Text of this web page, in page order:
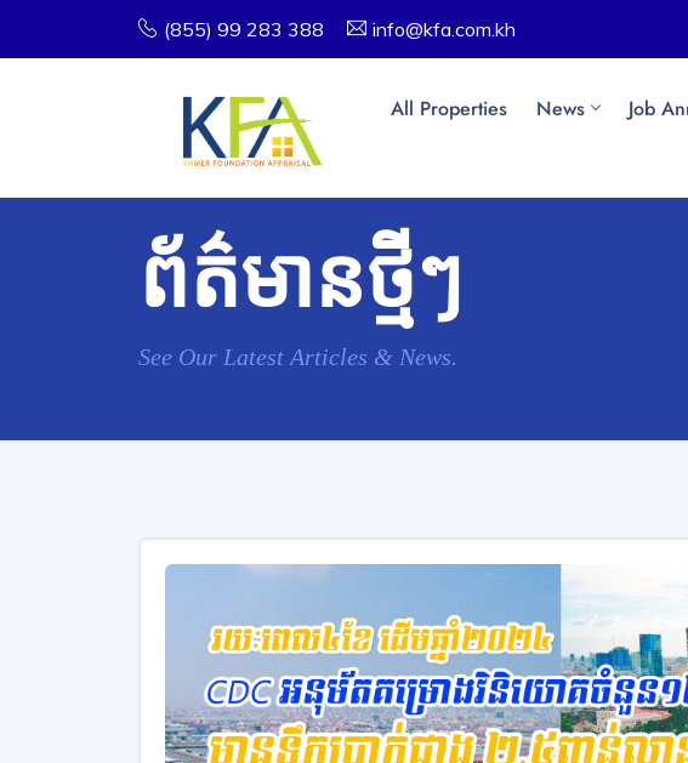
(855) 99 283 388 info@kfa.com.kh
All Properties News Job
ព័ត៌មានថ្មីៗ
See Our Latest Articles & News.